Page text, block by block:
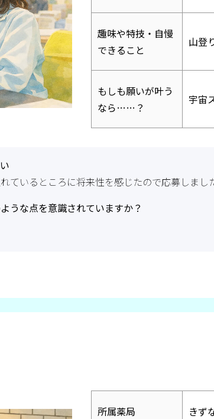
趣味や特技・自慢
できること
山登
もしも願いが叶う
なら……？
宇宙
ているところに将来性を感じたので応募しまし
うな点を意識されていますか？
所属薬局 きず